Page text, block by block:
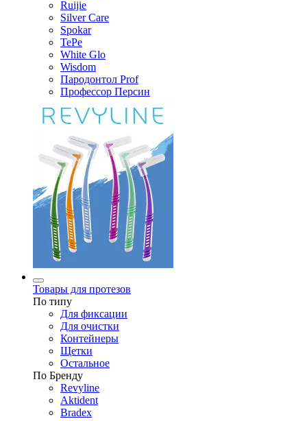
Ruijie
Silver Care
Spokar
TePe
White Glo
Wisdom
Пародонтол Prof
Профессор Персин
Товары для протезов
По типу
Для фиксации
Для очистки
Контейнеры
Щетки
Остальное
По Бренду
Revyline
Aktident
Bradex